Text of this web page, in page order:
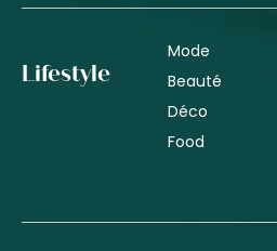
Lifestyle
Mode
Beauté
Déco
Food